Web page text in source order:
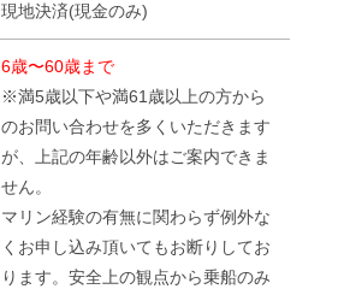
現地決済(現金のみ)
6歳〜60歳まで
※満5歳以下や満61歳以上の方から
のお問い合わせを多くいただきます
が、上記の年齢以外はご案内できま
せん。
マリン経験の有無に関わらず例外な
くお申し込み頂いてもお断りしてお
ります。安全上の観点から乗船のみ